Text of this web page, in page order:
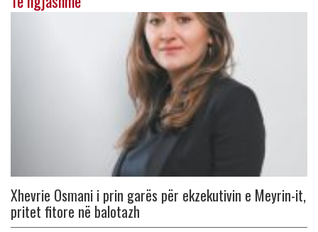
Xhevrie Osmani i prin garës për ekzekutivin e Meyrin-it,
pritet fitore në balotazh